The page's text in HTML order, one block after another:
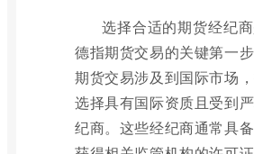
选择合适的期货经纪
德指期货交易的关键第一
期货交易涉及到国际市场
选择具有国际资质且受到
纪商。这些经纪商通常具